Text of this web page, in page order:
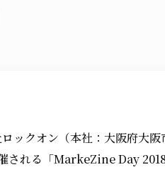
ックオン（本社：大阪府大
される「MarkeZine Day